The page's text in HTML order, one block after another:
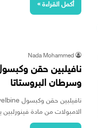
أكمل القراءة »
Nada Mohammed
وسرطان البروستاتا
الامبولات من مادة